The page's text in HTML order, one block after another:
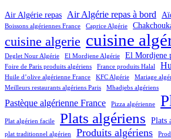
Air Algérie repas Air Algérie repas à bord
Boissons algériennes France Caprice Algérie
cuisine algerie cuisine
Deglet Nour Algérie El Mordjene Algérie El Mordjene
Foire de Paris produits algériens France produits Halal
Huile d’olive algérienne France KFC Algérie
Mariage
Meilleurs restaurants algériens Paris
Mhadjebs algériens
Pastèque algérienne France Pizza algérienne
Plat algérien facile Plats algériens Plats
plat traditionnel algérien Produits algériens